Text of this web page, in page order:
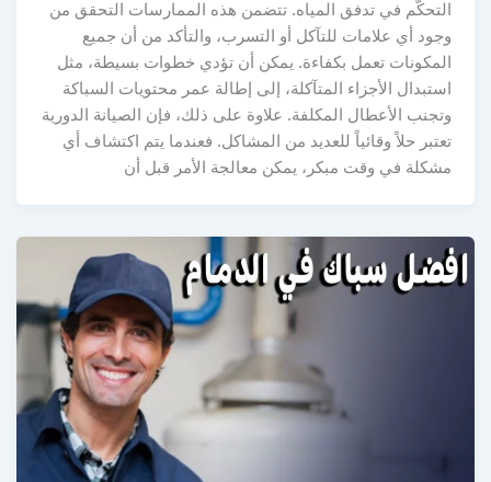
التحكّم في تدفق المياه. تتضمن هذه الممارسات التحقق من
وجود أي علامات للتآكل أو التسرب، والتأكد من أن جميع
المكونات تعمل بكفاءة. يمكن أن تؤدي خطوات بسيطة، مثل
استبدال الأجزاء المتآكلة، إلى إطالة عمر محتويات السباكة
وتجنب الأعطال المكلفة. علاوة على ذلك، فإن الصيانة الدورية
تعتبر حلاً وقائياً للعديد من المشاكل. فعندما يتم اكتشاف أي
مشكلة في وقت مبكر، يمكن معالجة الأمر قبل أن